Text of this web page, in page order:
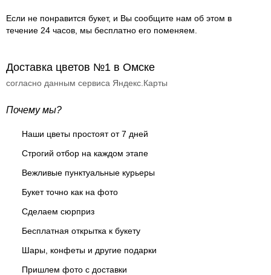
Если не понравится букет, и Вы сообщите нам об этом в
течение 24 часов, мы бесплатно его поменяем.
Доставка цветов №1 в Омске
согласно данным сервиса Яндекс.Карты
Почему мы?
Наши цветы простоят от 7 дней
Строгий отбор на каждом этапе
Вежливые пунктуальные курьеры
Букет точно как на фото
Сделаем сюрприз
Бесплатная открытка к букету
Шары, конфеты и другие подарки
Пришлем фото с доставки